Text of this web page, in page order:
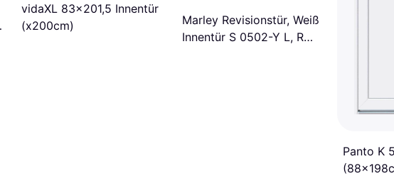
vidaXL 83x201,5 Innentür
(x200cm)
Marley Revisionstür, Weiß
Innentür S 0502-Y L, R
Panto K